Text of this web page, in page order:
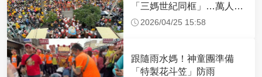
「三媽世紀同框」…萬人擠
爆街頭迎媽祖
2026/04/25 15:58
跟隨雨水媽！神童團準備
「特製花斗笠」防雨